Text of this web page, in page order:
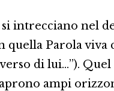
intrecciano nel
Parola viva
di lui…”).
ampi